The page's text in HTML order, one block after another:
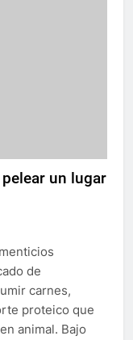
un lugar
de
carnes,
proteico que
animal. Bajo